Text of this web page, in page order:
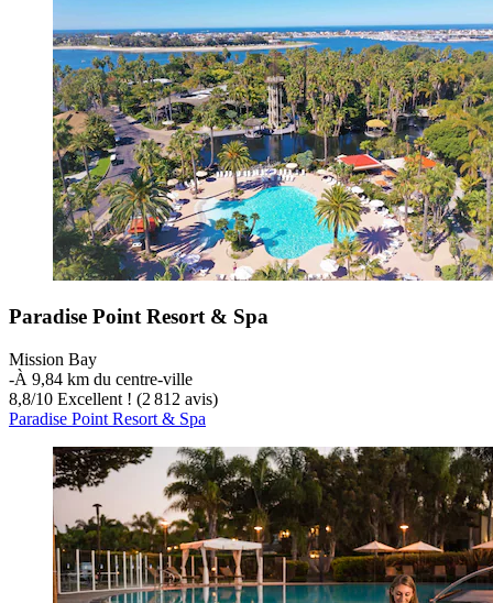
Paradise Point Resort & Spa
Mission Bay
‐À 9,84 km du centre-ville
8,8/10 Excellent ! (2 812 avis)
Paradise Point Resort & Spa